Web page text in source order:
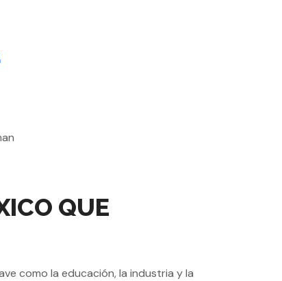
QUE
como la educación, la industria y la